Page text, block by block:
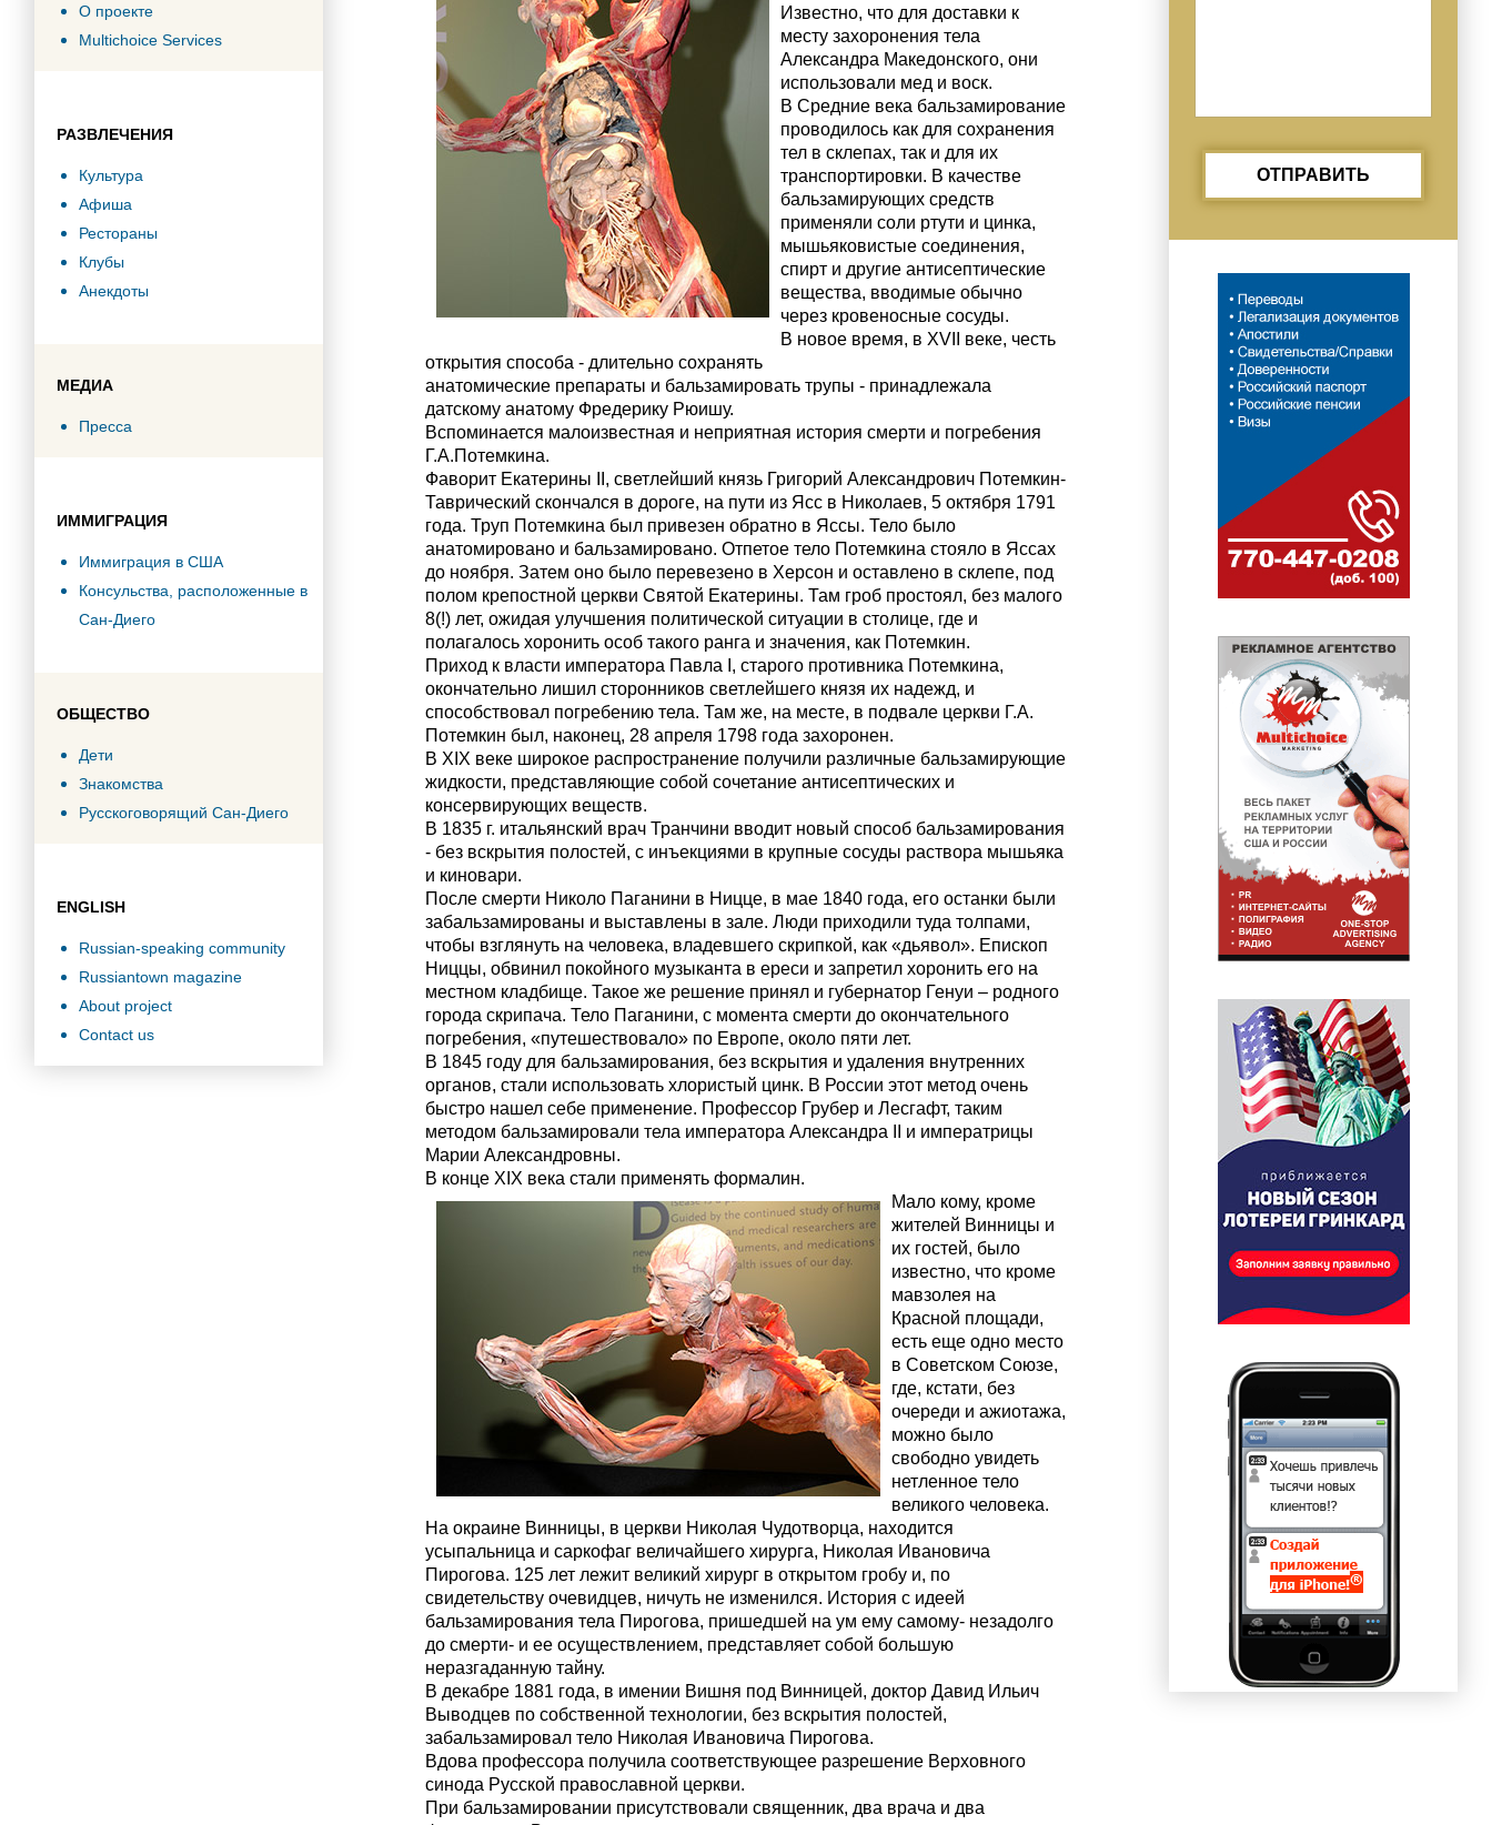
О проекте
Multichoice Services
РАЗВЛЕЧЕНИЯ
Культура
Афиша
Рестораны
Клубы
Анекдоты
МЕДИА
Пресса
ИММИГРАЦИЯ
Иммиграция в США
Консульства, расположенные в
Сан-Диего
ОБЩЕСТВО
Дети
Знакомства
Русскоговорящий Сан-Диего
ENGLISH
Russian-speaking community
Russiantown magazine
About project
Contact us
Известно, что для доставки к
месту захоронения тела
Александра Македонского, они
использовали мед и воск.
В Средние века бальзамирование
проводилось как для сохранения
тел в склепах, так и для их
транспортировки. В качестве
бальзамирующих средств
применяли соли ртути и цинка,
мышьяковистые соединения,
спирт и другие антисептические
вещества, вводимые обычно
через кровеносные сосуды.
В новое время, в XVII веке, честь
открытия способа - длительно сохранять
анатомические препараты и бальзамировать трупы - принадлежала
датскому анатому Фредерику Рюишу.
Вспоминается малоизвестная и неприятная история смерти и погребения
Г.А.Потемкина.
Фаворит Екатерины II, светлейший князь Григорий Александрович Потемкин-
Таврический скончался в дороге, на пути из Ясс в Николаев, 5 октября 1791
года. Труп Потемкина был привезен обратно в Яссы. Тело было
анатомировано и бальзамировано. Отпетое тело Потемкина стояло в Яссах
до ноября. Затем оно было перевезено в Херсон и оставлено в склепе, под
полом крепостной церкви Святой Екатерины. Там гроб простоял, без малого
8(!) лет, ожидая улучшения политической ситуации в столице, где и
полагалось хоронить особ такого ранга и значения, как Потемкин.
Приход к власти императора Павла I, старого противника Потемкина,
окончательно лишил сторонников светлейшего князя их надежд, и
способствовал погребению тела. Там же, на месте, в подвале церкви Г.А.
Потемкин был, наконец, 28 апреля 1798 года захоронен.
В XIX веке широкое распространение получили различные бальзамирующие
жидкости, представляющие собой сочетание антисептических и
консервирующих веществ.
В 1835 г. итальянский врач Транчини вводит новый способ бальзамирования
- без вскрытия полостей, с инъекциями в крупные сосуды раствора мышьяка
и киновари.
После смерти Николо Паганини в Ницце, в мае 1840 года, его останки были
забальзамированы и выставлены в зале. Люди приходили туда толпами,
чтобы взглянуть на человека, владевшего скрипкой, как «дьявол». Епископ
Ниццы, обвинил покойного музыканта в ереси и запретил хоронить его на
местном кладбище. Такое же решение принял и губернатор Генуи – родного
города скрипача. Тело Паганини, с момента смерти до окончательного
погребения, «путешествовало» по Европе, около пяти лет.
В 1845 году для бальзамирования, без вскрытия и удаления внутренних
органов, стали использовать хлористый цинк. В России этот метод очень
быстро нашел себе применение. Профессор Грубер и Лесгафт, таким
методом бальзамировали тела императора Александра II и императрицы
Марии Александровны.
В конце XIX века стали применять формалин.
Мало кому, кроме
жителей Винницы и
их гостей, было
известно, что кроме
мавзолея на
Красной площади,
есть еще одно место
в Советском Союзе,
где, кстати, без
очереди и ажиотажа,
можно было
свободно увидеть
нетленное тело
великого человека.
На окраине Винницы, в церкви Николая Чудотворца, находится
усыпальница и саркофаг величайшего хирурга, Николая Ивановича
Пирогова. 125 лет лежит великий хирург в открытом гробу и, по
свидетельству очевидцев, ничуть не изменился. История с идеей
бальзамирования тела Пирогова, пришедшей на ум ему самому- незадолго
до смерти- и ее осуществлением, представляет собой большую
неразгаданную тайну.
В декабре 1881 года, в имении Вишня под Винницей, доктор Давид Ильич
Выводцев по собственной технологии, без вскрытия полостей,
забальзамировал тело Николая Ивановича Пирогова.
Вдова профессора получила соответствующее разрешение Верховного
синода Русской православной церкви.
При бальзамировании присутствовали священник, два врача и два
ОТПРАВИТЬ